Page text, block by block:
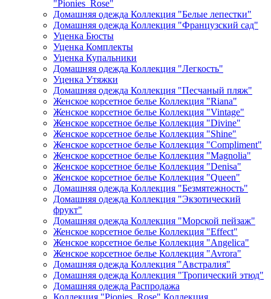
"Pionies_Rose"
Домашняя одежда Коллекция "Белые лепестки"
Домашняя одежда Коллекция "Французский сад"
Уценка Бюсты
Уценка Комплекты
Уценка Купальники
Домашняя одежда Коллекция "Легкость"
Уценка Утяжки
Домашняя одежда Коллекция "Песчаный пляж"
Женское корсетное белье Коллекция "Riana"
Женское корсетное белье Коллекция "Vintage"
Женское корсетное белье Коллекция "Divine"
Женское корсетное белье Коллекция "Shine"
Женское корсетное белье Коллекция "Compliment"
Женское корсетное белье Коллекция "Magnolia"
Женское корсетное белье Коллекция "Denisa"
Женское корсетное белье Коллекция "Queen"
Домашняя одежда Коллекция "Безмятежность"
Домашняя одежда Коллекция "Экзотический
фрукт"
Домашняя одежда Коллекция "Морской пейзаж"
Женское корсетное белье Коллекция "Effect"
Женское корсетное белье Коллекция "Angelica"
Женское корсетное белье Коллекция "Avrora"
Домашняя одежда Коллекция "Австралия"
Домашняя одежда Коллекция "Тропический этюд"
Домашняя одежда Распродажа
Коллекция "Pionies_Rose" Коллекция